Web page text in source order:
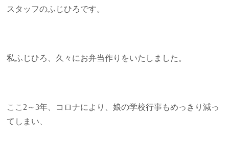
スタッフのふじひろです。
私ふじひろ、久々にお弁当作りをいたしました。
ここ2～3年、コロナにより、娘の学校行事もめっきり減っ
てしまい、